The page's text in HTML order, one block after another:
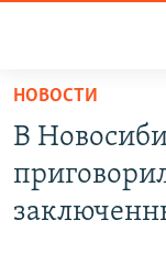
упрощенного
доступа
основному
АВТОРСКИЕ
НОВОСТИ
В